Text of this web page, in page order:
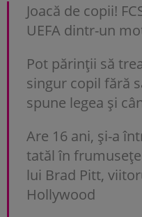
Joacă de copii!
UEFA dintr-un
Pot părinții să
singur copil fără
spune legea și
Are 16 ani, și-a
tatăl în
lui Brad Pitt,
Hollywood